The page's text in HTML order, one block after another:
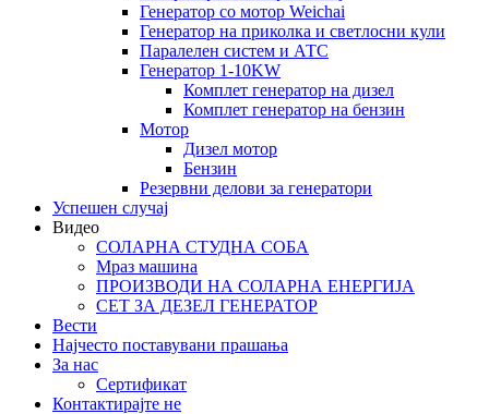
Генератор со мотор Weichai
Генератор на приколка и светлосни кули
Паралелен систем и АТС
Генератор 1-10KW
Комплет генератор на дизел
Комплет генератор на бензин
Мотор
Дизел мотор
Бензин
Резервни делови за генератори
Успешен случај
Видео
СОЛАРНА СТУДНА СОБА
Мраз машина
ПРОИЗВОДИ НА СОЛАРНА ЕНЕРГИЈА
СЕТ ЗА ДЕЗЕЛ ГЕНЕРАТОР
Вести
Најчесто поставувани прашања
За нас
Сертификат
Контактирајте не